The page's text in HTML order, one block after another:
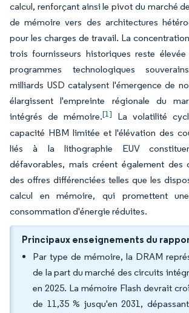
calcul, renforçant ainsi le pivot du marché
de mémoire vers des architectures
pour les charges de travail. La
trois fournisseurs historiques reste
programmes technologiques
milliards USD catalysent l'émergence de
élargissent l'empreinte régionale du
intégrés de mémoire.[1]
La volatilité
capacité HBM limitée et l'élévation des
liés à la lithographie EUV
défavorables, mais créent également des
des offres différenciées telles que les
calcul en mémoire, qui promettent
consommation d'énergie réduites.
Principaux enseignements du
Par type de mémoire, la DRAM
de la part du marché des circuits
en 2025. La mémoire Flash devrait
de 11,35 % jusqu'en 2031,